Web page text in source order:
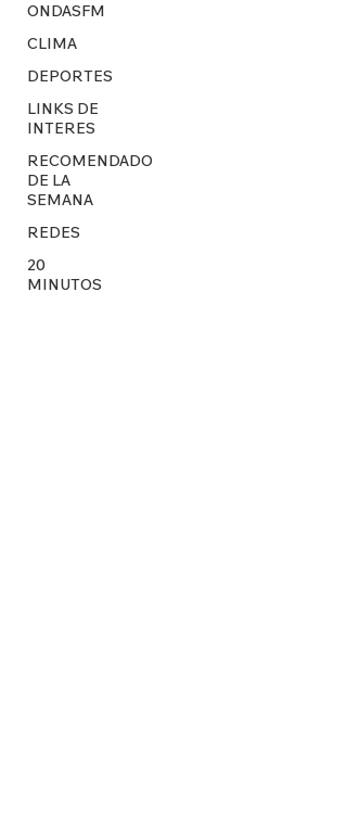
ONDASFM
CLIMA
DEPORTES
LINKS DE
INTERES
RECOMENDADO
DE LA
SEMANA
REDES
20
MINUTOS